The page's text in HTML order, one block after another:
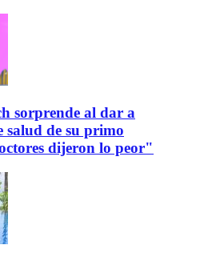
sorprende al dar a
salud de su primo
dijeron lo peor"